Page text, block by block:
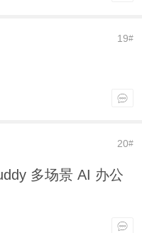
19#
20#
多场景 AI 办公